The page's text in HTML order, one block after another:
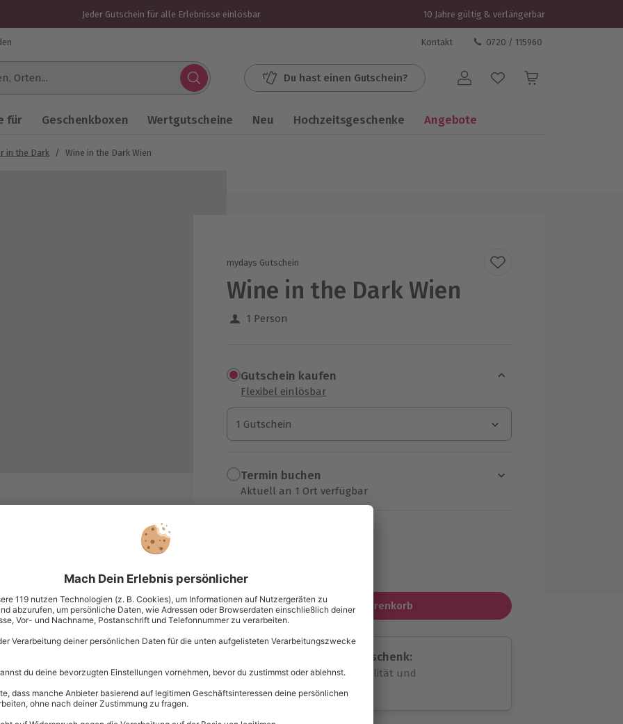
Jeder Gutschein für alle Erlebnisse einlösbar 10 Jahre gültig & verlängerbar
Kontakt 0720 / 115960
Du hast einen Gutschein? Benutzerkonto
für Geschenkboxen Wertgutscheine Neu Hochzeitsgeschenke Angebote
in the Dark / Wine in the Dark Wien
mydays Gutschein
Wine in the Dark Wien
1 Person
Gutschein kaufen
Flexibel einlösbar
1 Gutschein
1 Gutschein
1 Gutschein
Termin buchen
Aktuell an 1 Ort verfügbar
In den Warenkorb
Immer das passende Geschenk:
Große Auswahl, volle Flexibilität und
maximale Sicherheit
Weinen
Sinneserfahrung auf